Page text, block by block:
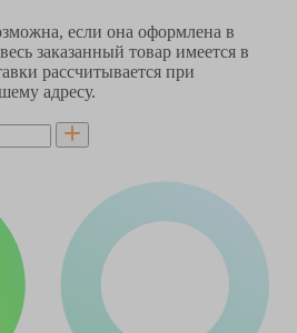
если она оформлена в
заказанный товар имеется в
рассчитывается при
адресу.